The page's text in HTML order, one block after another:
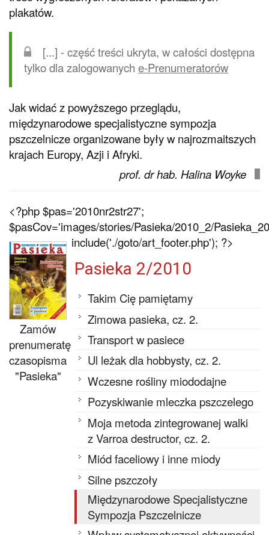
plakatów.
[...] - część treści ukryta, w całości dostępna
tylko dla zalogowanych e-Prenumeratorów
Jak widać z powyższego przeglądu,
międzynarodowe specjalistyczne sympozja
pszczelnicze organizowane były w najrozmaitszych
krajach Europy, Azji i Afryki.
prof. dr hab. Halina Woyke
<?php $pas='2010nr2str27';
$pasCov='images/stories/Pasieka/2010_2/
include('./goto/art_footer.php'); ?>
Zamów
prenumeratę
czasopisma
"Pasieka"
Pasieka 2/2010
Takim Cię pamiętamy
Zimowa pasieka, cz. 2.
Transport w pasiece
Ul leżak dla hobbysty, cz. 2.
Wczesne rośliny miododajne
Pozyskiwanie mleczka pszczelego
Moja metoda zintegrowanej walki
z Varroa destructor, cz. 2.
Miód faceliowy i inne miody
Silne pszczoły
Międzynarodowe Specjalistyczne
Sympozja Pszczelnicze